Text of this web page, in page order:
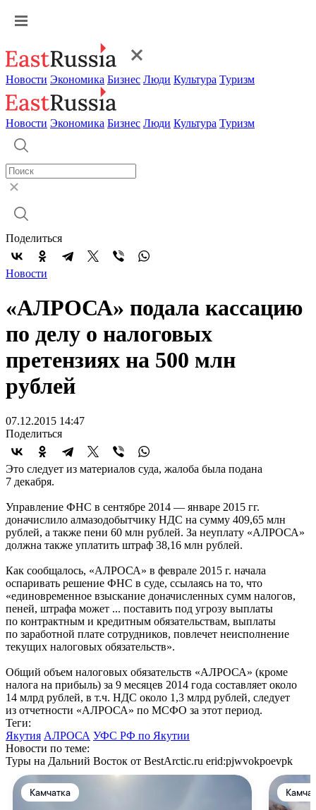
Новости Экономика Бизнес Люди Культура Туризм
Новости Экономика Бизнес Люди Культура Туризм
Поделиться
Новости
«АЛРОСА» подала кассацию
по делу о налоговых
претензиях на 500 млн
рублей
07.12.2015 14:47
Поделиться
Это следует из материалов суда, жалоба была подана
7 декабря.
Управление ФНС в сентябре 2014 — январе 2015 гг.
доначислило алмазодобытчику НДС на сумму 409,65 млн
рублей, а также пени 60 млн рублей. За неуплату «АЛРОСА»
должна также уплатить штраф 38,16 млн рублей.
Как сообщалось, «АЛРОСА» в феврале 2015 г. начала
оспаривать решение ФНС в суде, ссылаясь на то, что
«единовременное взыскание доначисленных сумм налогов,
пеней, штрафа может ... поставить под угрозу выплаты
по контрактным и кредитным обязательствам, выплаты
по заработной плате сотрудников, повлечет неисполнение
текущих налоговых обязательств».
Общий объем налоговых обязательств «АЛРОСА» (кроме
налога на прибыль) за 9 месяцев 2014 года составляет около
14 млрд рублей, в т.ч. НДС около 1,3 млрд рублей, следует
из отчетности «АЛРОСА» по МСФО за этот период.
Теги:
Якутия АЛРОСА УФС РФ по Якутии
Новости по теме:
Туры на Дальний Восток от BestArctic.ru erid:pjwvokpoevpk